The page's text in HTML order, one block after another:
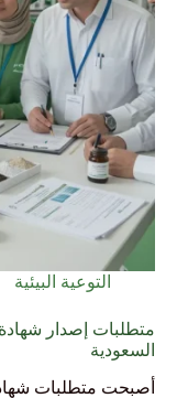
التوعية البيئية
السعودية